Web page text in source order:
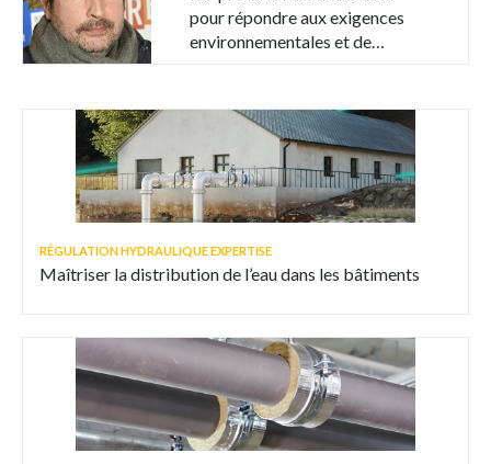
pour répondre aux exigences
environnementales et de
RÉGULATION HYDRAULIQUE EXPERTISE
Maîtriser la distribution de l’eau dans les bâtiments